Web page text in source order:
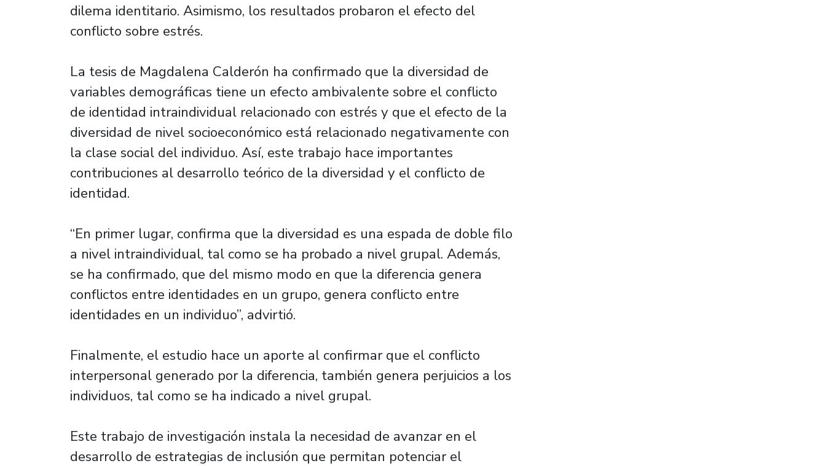
dilema identitario. Asimismo, los resultados probaron el efecto del
conflicto sobre estrés.
La tesis de Magdalena Calderón ha confirmado que la diversidad de
variables demográficas tiene un efecto ambivalente sobre el conflicto
de identidad intraindividual relacionado con estrés y que el efecto de la
diversidad de nivel socioeconómico está relacionado negativamente con
la clase social del individuo. Así, este trabajo hace importantes
contribuciones al desarrollo teórico de la diversidad y el conflicto de
identidad.
“En primer lugar, confirma que la diversidad es una espada de doble filo
a nivel intraindividual, tal como se ha probado a nivel grupal. Además,
se ha confirmado, que del mismo modo en que la diferencia genera
conflictos entre identidades en un grupo, genera conflicto entre
identidades en un individuo”, advirtió.
Finalmente, el estudio hace un aporte al confirmar que el conflicto
interpersonal generado por la diferencia, también genera perjuicios a los
individuos, tal como se ha indicado a nivel grupal.
Este trabajo de investigación instala la necesidad de avanzar en el
desarrollo de estrategias de inclusión que permitan potenciar el